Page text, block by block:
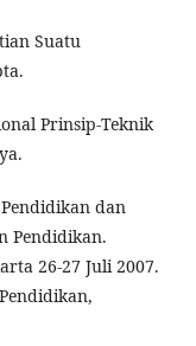
Suatu
Prinsip-Teknik
dan
Pendidikan.
26-27 Juli 2007.